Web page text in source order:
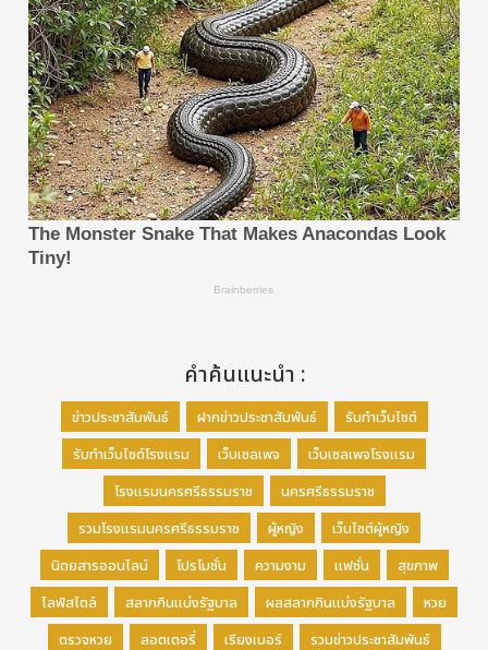
คำค้นแนะนำ :
ข่าวประชาสัมพันธ์ ฝากข่าวประชาสัมพันธ์
รับทำเว็บไซต์
รับทำเว็บไซต์โรงแรม
เว็บเซลเพจ
เว็บเซลเพจโรงแรม
โรงแรมนครศรีธรรมราช
นครศรีธรรมราช
รวมโรงแรมนครศรีธรรมราช
ผู้หญิง
เว็บไซต์ผู้หญิง
นิตยสารออนไลน์
โปรโมชั่น ความงาม แฟชั่น
สุขภาพ
ไลฟ์สไตล์
สลากกินแบ่งรัฐบาล ผลสลากกินแบ่งรัฐบาล
หวย
ตรวจหวย
ลอตเตอรี่ เรียงเบอร์ รวมข่าวประชาสัมพันธ์